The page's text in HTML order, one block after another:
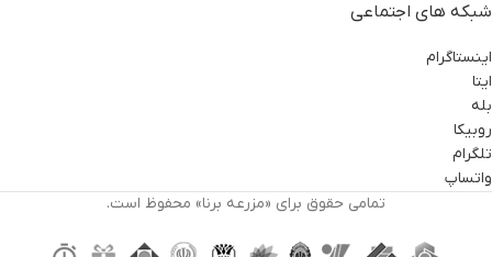
شبکه های اجتماعی
اینستاگرام
ایتا
بله
روبیکا
تلگرام
واتساپ
تمامی حقوق برای «مزرعه برنا» محفوظ است.